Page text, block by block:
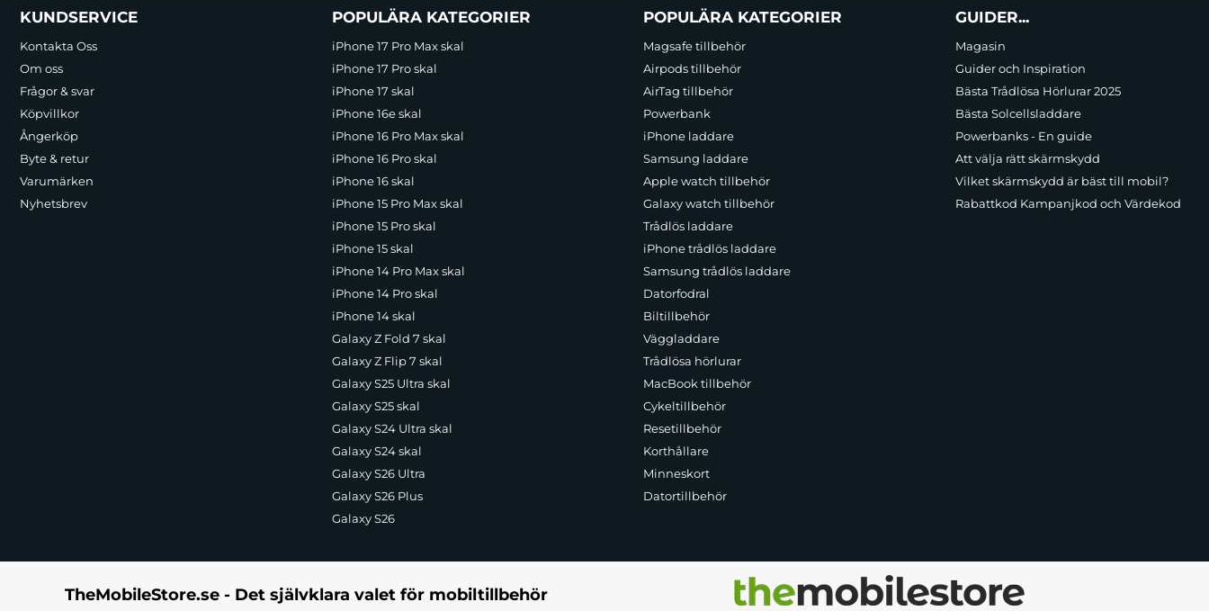
Sidfot Blandad info och länkar
KUNDSERVICE
Kontakta Oss
Om oss
Frågor & svar
Köpvillkor
Ångerköp
Byte & retur
Varumärken
Nyhetsbrev
POPULÄRA KATEGORIER
iPhone 17 Pro Max skal
iPhone 17 Pro skal
iPhone 17 skal
iPhone 16e skal
iPhone 16 Pro Max skal
iPhone 16 Pro skal
iPhone 16 skal
iPhone 15 Pro Max skal
iPhone 15 Pro skal
iPhone 15 skal
iPhone 14 Pro Max skal
iPhone 14 Pro skal
iPhone 14 skal
Galaxy Z Fold 7 skal
Galaxy Z Flip 7 skal
Galaxy S25 Ultra skal
Galaxy S25 skal
Galaxy S24 Ultra skal
Galaxy S24 skal
Galaxy S26 Ultra
Galaxy S26 Plus
Galaxy S26
POPULÄRA KATEGORIER
Magsafe tillbehör
Airpods tillbehör
AirTag tillbehör
Powerbank
iPhone laddare
Samsung laddare
Apple watch tillbehör
Galaxy watch tillbehör
Trådlös laddare
iPhone trådlös laddare
Samsung trådlös laddare
Datorfodral
Biltillbehör
Väggladdare
Trådlösa hörlurar
MacBook tillbehör
Cykeltillbehör
Resetillbehör
Korthållare
Minneskort
Datortillbehör
GUIDER...
Magasin
Guider och Inspiration
Bästa Trådlösa Hörlurar 2025
Bästa Solcellsladdare
Powerbanks - En guide
Att välja rätt skärmskydd
Vilket skärmskydd är bäst till mobil?
Rabattkod Kampanjkod och Värdekod
TheMobileStore.se - Det självklara valet för mobiltillbehör